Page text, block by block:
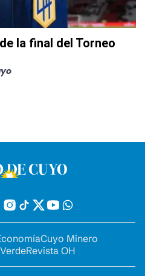
la final del Torneo
Cuyo Minero
Revista OH